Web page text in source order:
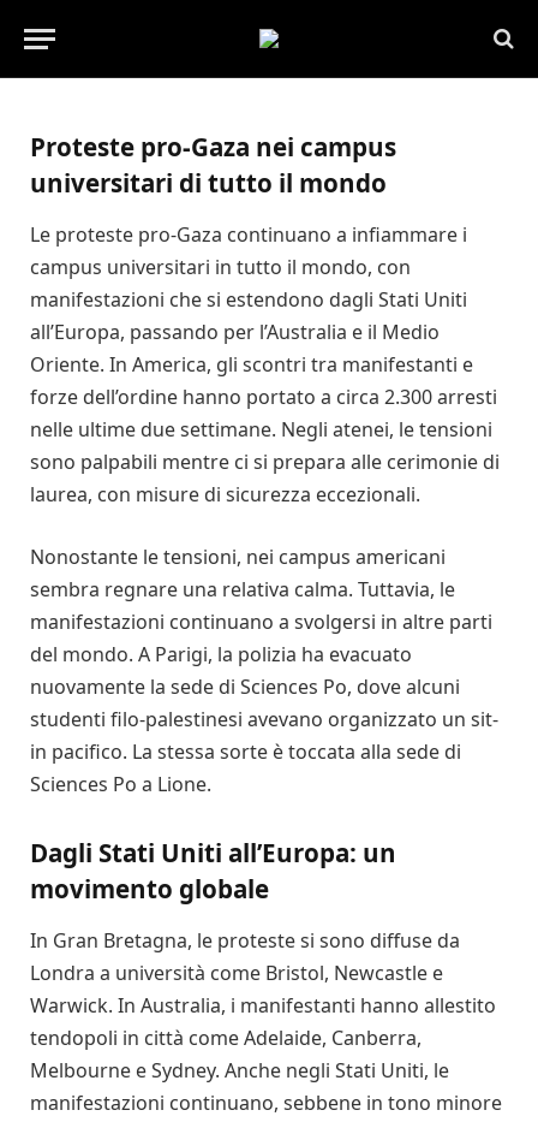
28 AGOSTO 2024
Proteste pro-Gaza nei campus
universitari di tutto il mondo
Le proteste pro-Gaza continuano a infiammare i
campus universitari in tutto il mondo, con
manifestazioni che si estendono dagli Stati Uniti
all’Europa, passando per l’Australia e il Medio
Oriente. In America, gli scontri tra manifestanti e
forze dell’ordine hanno portato a circa 2.300 arresti
nelle ultime due settimane. Negli atenei, le tensioni
sono palpabili mentre ci si prepara alle cerimonie di
laurea, con misure di sicurezza eccezionali.
Nonostante le tensioni, nei campus americani
sembra regnare una relativa calma. Tuttavia, le
manifestazioni continuano a svolgersi in altre parti
del mondo. A Parigi, la polizia ha evacuato
nuovamente la sede di Sciences Po, dove alcuni
studenti filo-palestinesi avevano organizzato un sit-
in pacifico. La stessa sorte è toccata alla sede di
Sciences Po a Lione.
Dagli Stati Uniti all’Europa: un
movimento globale
In Gran Bretagna, le proteste si sono diffuse da
Londra a università come Bristol, Newcastle e
Warwick. In Australia, i manifestanti hanno allestito
tendopoli in città come Adelaide, Canberra,
Melbourne e Sydney. Anche negli Stati Uniti, le
manifestazioni continuano, sebbene in tono minore